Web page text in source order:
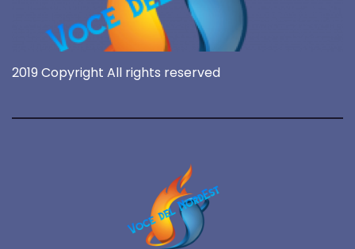
2019 Copyright All rights reserved